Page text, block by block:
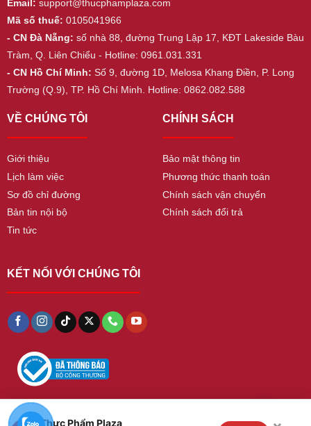
Email: support@thucphamplaza.com
Mã số thuế: 0105041966
- CN Đà Nẵng: số nhà 88, đường Trung Lập 17, KĐT Lakeside Bàu
Tràm, Q. Liên Chiểu - Hotline: 0961.031.331
- CN Hồ Chí Minh: Số 9, đường 1D, Melosa Khang Điền, P. Long
Trường (Q.9), TP. Hồ Chí Minh. Hotline: 0862.082.588
VỀ CHÚNG TÔI
Giới thiệu
Lịch làm việc
Sơ đồ chỉ đường
Bản tin nội bộ
Tin tức
CHÍNH SÁCH
Bảo mật thông tin
Phương thức thanh toán
Chính sách vận chuyển
Chính sách đổi trả
KẾT NỐI VỚI CHÚNG TÔI
Thực Phẩm Plaza